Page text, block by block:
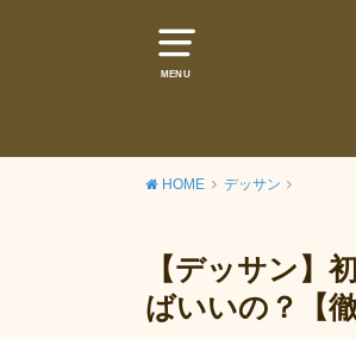
MENU
HOME デッサン
【デッサン】
ばいいの？【徹